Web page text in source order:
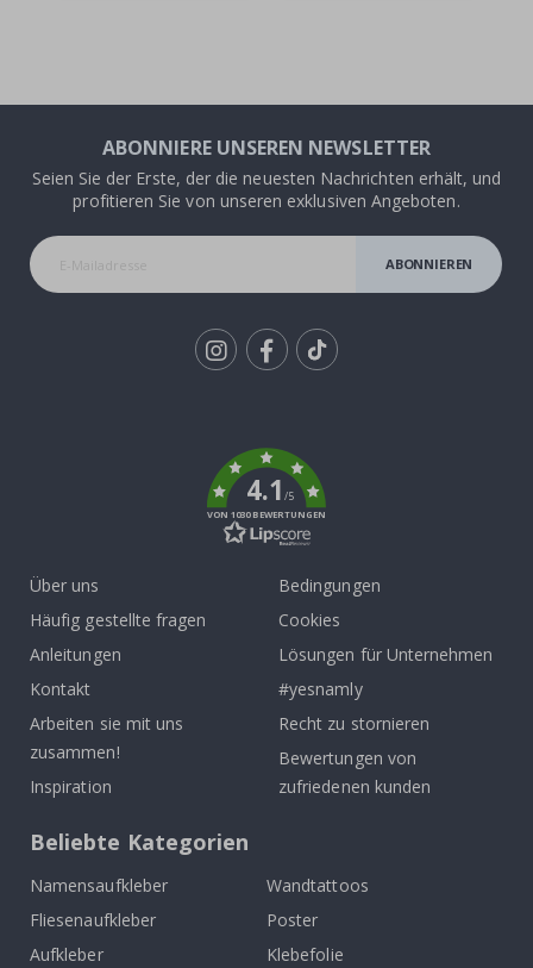
ABONNIERE UNSEREN NEWSLETTER
Seien Sie der Erste, der die neuesten Nachrichten erhält, und
profitieren Sie von unseren exklusiven Angeboten.
ABONNIEREN
4.1/5
VON 1030 BEWERTUNGEN
Über uns
Häufig gestellte fragen
Anleitungen
Kontakt
Arbeiten sie mit uns
zusammen!
Inspiration
Bedingungen
Cookies
Lösungen für Unternehmen
#yesnamly
Recht zu stornieren
Bewertungen von
zufriedenen kunden
Beliebte Kategorien
Namensaufkleber
Wandtattoos
Fliesenaufkleber
Poster
Aufkleber
Klebefolie